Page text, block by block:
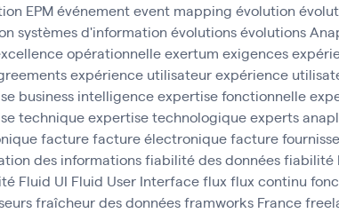
EPMévénementevent mapping évolution
systèmes d'information évolutionsévolutions
opérationnelleexertum exigences
expérience utilisateurexpérience
business intelligenceexpertise fonctionnelle
techniqueexpertise technologiqueexperts
facturefacture électroniquefacture
des informationsfiabilité des donnéesfiabilité
Fluid UI Fluid User Interfaceflux flux continu
fraîcheur des donnéesframworks France